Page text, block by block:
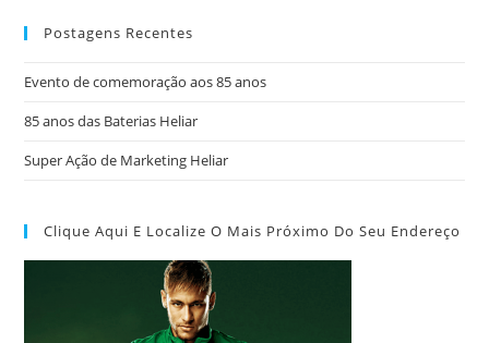
Postagens Recentes
Evento de comemoração aos 85 anos
85 anos das Baterias Heliar
Super Ação de Marketing Heliar
Clique Aqui E Localize O Mais Próximo Do Seu Endereço